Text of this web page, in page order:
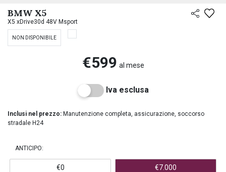
BMW X5
X5 xDrive30d 48V Msport
NON DISPONIBILE
€599 al mese
Iva esclusa
Inclusi nel prezzo: Manutenzione completa, assicurazione, soccorso
stradale H24
ANTICIPO:
€0 €7.000